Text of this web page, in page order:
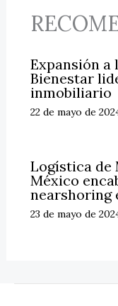
Expansión a
Bienestar
inmobiliario
22 de mayo de
Logística de
México
nearshoring
23 de mayo de